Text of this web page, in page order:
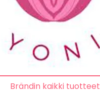
Brändin kaikki tuotteet